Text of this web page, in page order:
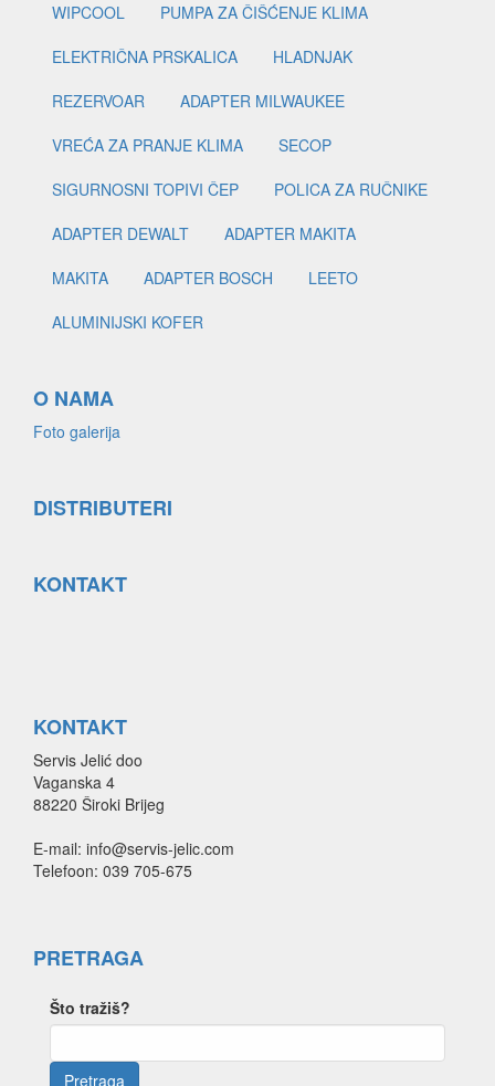
WIPCOOL
PUMPA ZA ČIŠĆENJE KLIMA
ELEKTRIČNA PRSKALICA
HLADNJAK
REZERVOAR
ADAPTER MILWAUKEE
VREĆA ZA PRANJE KLIMA
SECOP
SIGURNOSNI TOPIVI ČEP
POLICA ZA RUČNIKE
ADAPTER DEWALT
ADAPTER MAKITA
MAKITA
ADAPTER BOSCH
LEETO
ALUMINIJSKI KOFER
O NAMA
Foto galerija
DISTRIBUTERI
KONTAKT
KONTAKT
Servis Jelić doo
Vaganska 4
88220 Široki Brijeg
E-mail: info@servis-jelic.com
Telefoon: 039 705-675
PRETRAGA
Što tražiš?